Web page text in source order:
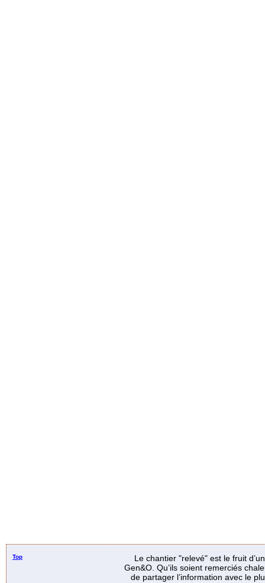
Top
Le chantier "relevé" est le fruit
Gen&O. Qu’ils soient remerciés
de partager l’information avec le